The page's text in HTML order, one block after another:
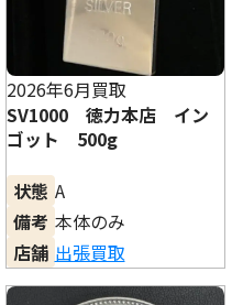
2026年6月買取
SV1000 徳力本店 イン
ゴット 500g
状態 A
備考 本体のみ
店舗 出張買取